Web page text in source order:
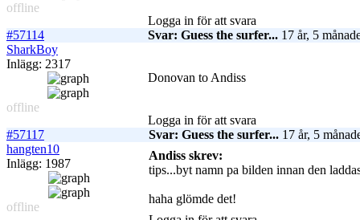
offline
Logga in för att svara
#57114
Svar: Guess the surfer... 17 år, 5
SharkBoy
Inlägg: 2317
offline
Donovan to Andiss
Logga in för att svara
#57117
Svar: Guess the surfer... 17 år, 5
hangten10
Inlägg: 1987
offline
Andiss skrev:
tips...byt namn pa bilden innan den
haha glömde det!